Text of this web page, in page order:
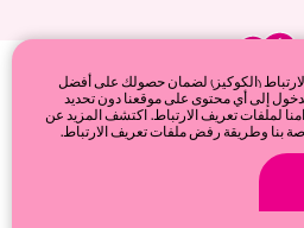
Privacy &
(الكوكيز) لضمان حصولك على أفضل
إلى أي محتوى على موقعنا دون تحديد
لملفات تعريف الارتباط. اكتشف المزيد عن
بنا وطريقة رفض ملفات تعريف الارتباط.